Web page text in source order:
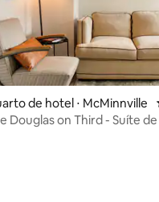
média de 5, 45
de hotel ⋅ McMinnville
Douglas on Third - Suíte